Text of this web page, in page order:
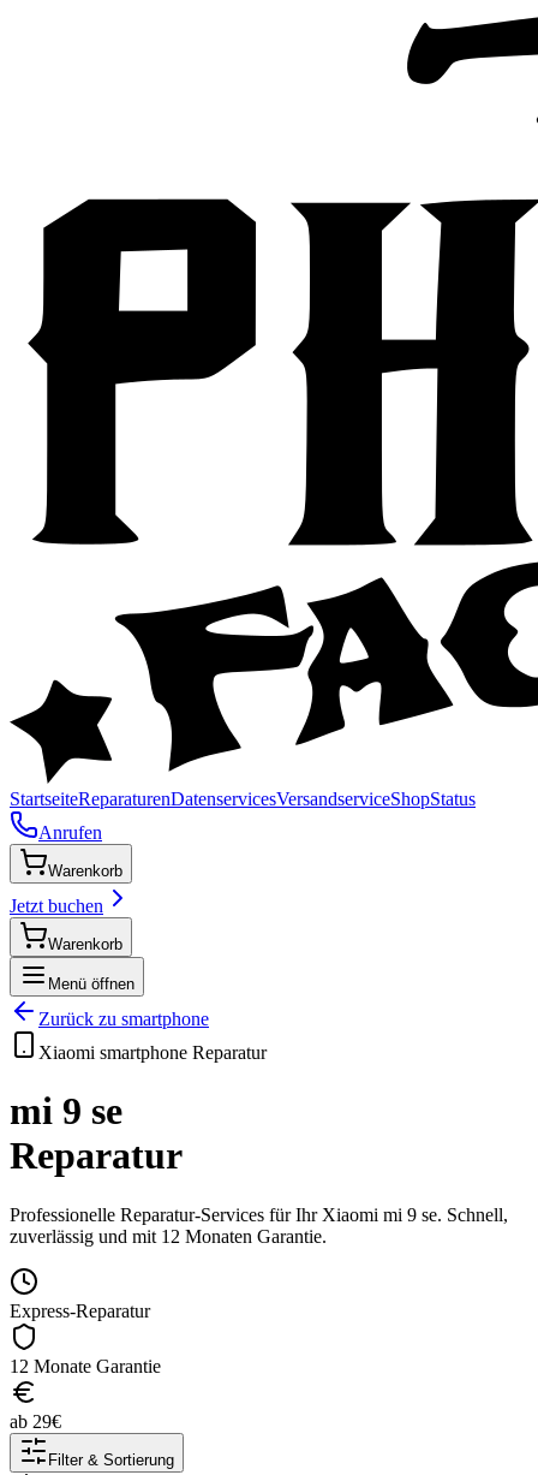
StartseiteReparaturenDatenservicesVersandserviceShopStatus
Anrufen
Warenkorb
Jetzt buchen
Warenkorb
Menü öffnen
Zurück zu smartphone
Xiaomi smartphone Reparatur
mi 9 se
Reparatur
Professionelle Reparatur-Services für Ihr Xiaomi mi 9 se. Schnell,
zuverlässig und mit 12 Monaten Garantie.
Express-Reparatur
12 Monate Garantie
ab 29€
Filter & Sortierung